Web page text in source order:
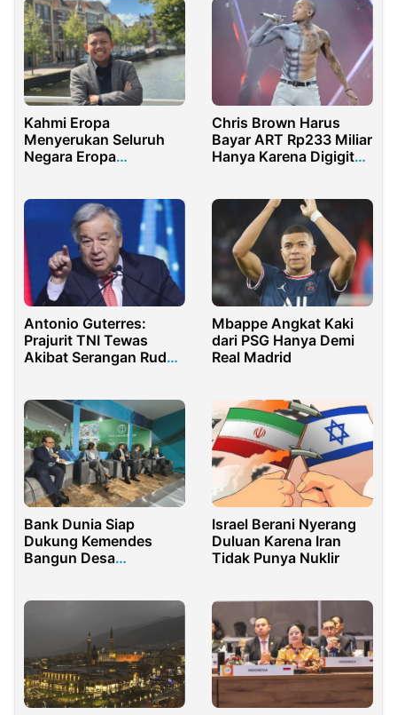
Kahmi Eropa
Menyerukan Seluruh
Negara Eropa
Chris Brown Harus
Bayar ART Rp233 Miliar
Hanya Karena Digigit
Antonio Guterres:
Prajurit TNI Tewas
Akibat Serangan Rudal
Mbappe Angkat Kaki
dari PSG Hanya Demi
Real Madrid
Bank Dunia Siap
Dukung Kemendes
Bangun Desa
Israel Berani Nyerang
Duluan Karena Iran
Tidak Punya Nuklir